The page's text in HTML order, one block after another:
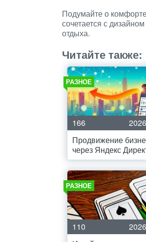
Подумайте о
сочетается с
отдыха.
Читайте также:
РАЗНОЕ
166
Продвижение
через Яндекс
РАЗНОЕ
110